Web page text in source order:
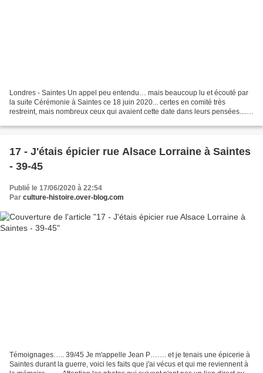
Londres - Saintes Un appel peu entendu… mais beaucoup lu et écouté par
la suite Cérémonie à Saintes ce 18 juin 2020... certes en comité très
restreint, mais nombreux ceux qui avaient cette date dans leurs pensées....
17 - J'étais épicier rue Alsace Lorraine à Saintes
- 39-45
Publié le 17/06/2020 à 22:54
Par culture-histoire.over-blog.com
Témoignages….. 39/45 Je m'appelle Jean P……. et je tenais une épicerie à
Saintes durant la guerre, voici les faits que j'ai vécus et qui me reviennent à